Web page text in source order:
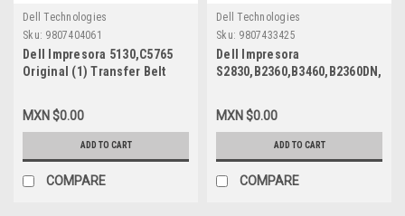
Dell Technologies
Sku: 9807404061
Dell Impresora 5130,C5765
Original (1) Transfer Belt
(3) Pack Feed Pick Up
Rollers RG399 Kit/ Unidad De
Correa Y Rodillo De
Transferencia New Dell
VF6RX,U164N,330-5841
MXN $0.00
ADD TO CART
COMPARE
Dell Technologies
Sku: 9807433425
Dell Impresora
S2830,B2360,B3460,B2360DN,
Pgs) New Dell
KVK63,90DC4,331-9811
MXN $0.00
ADD TO CART
COMPARE